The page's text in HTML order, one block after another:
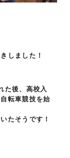
しました！
た後、高校入
転車競技を始
たそうです！